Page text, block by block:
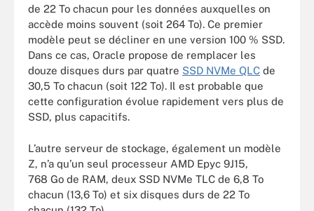
de 22 To chacun pour les données auxquelles on
accède moins souvent (soit 264 To). Ce premier
modèle peut se décliner en une version 100 % SSD.
Dans ce cas, Oracle propose de remplacer les
douze disques durs par quatre SSD NVMe QLC de
30,5 To chacun (soit 122 To). Il est probable que
cette configuration évolue rapidement vers plus de
SSD, plus capacitifs.
L’autre serveur de stockage, également un modèle
Z, n’a qu’un seul processeur AMD Epyc 9J15,
768 Go de RAM, deux SSD NVMe TLC de 6,8 To
chacun (13,6 To) et six disques durs de 22 To